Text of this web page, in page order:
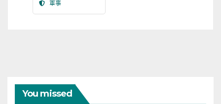
軍事
You missed